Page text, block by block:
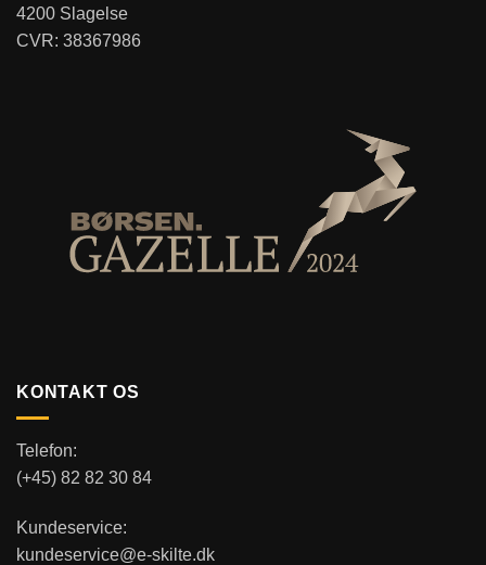
4200 Slagelse
CVR: 38367986
KONTAKT OS
Telefon:
(+45) 82 82 30 84
Kundeservice:
kundeservice@e-skilte.dk